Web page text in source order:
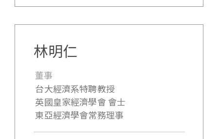
林明仁
董事
台大經濟系特聘教授
英國皇家經濟學會 會士
東亞經濟學會常務理事